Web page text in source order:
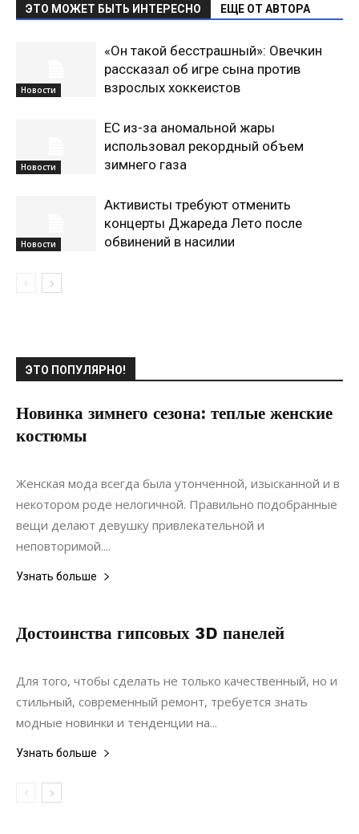
ЭТО МОЖЕТ БЫТЬ ИНТЕРЕСНО ЕЩЕ ОТ АВТОРА
Новости
«Он такой бесстрашный»: Овечкин
рассказал об игре сына против
взрослых хоккеистов
Новости
ЕС из-за аномальной жары
использовал рекордный объем
зимнего газа
Новости
Активисты требуют отменить
концерты Джареда Лето после
обвинений в насилии
ЭТО ПОПУЛЯРНО!
Новинка зимнего сезона: теплые женские
костюмы
10.10.2021
Женская мода всегда была утонченной, изысканной и в
некотором роде нелогичной. Правильно подобранные
вещи делают девушку привлекательной и
неповторимой....
Узнать больше
Достоинства гипсовых 3D панелей
05.11.2019
Для того, чтобы сделать не только качественный, но и
стильный, современный ремонт, требуется знать
модные новинки и тенденции на...
Узнать больше